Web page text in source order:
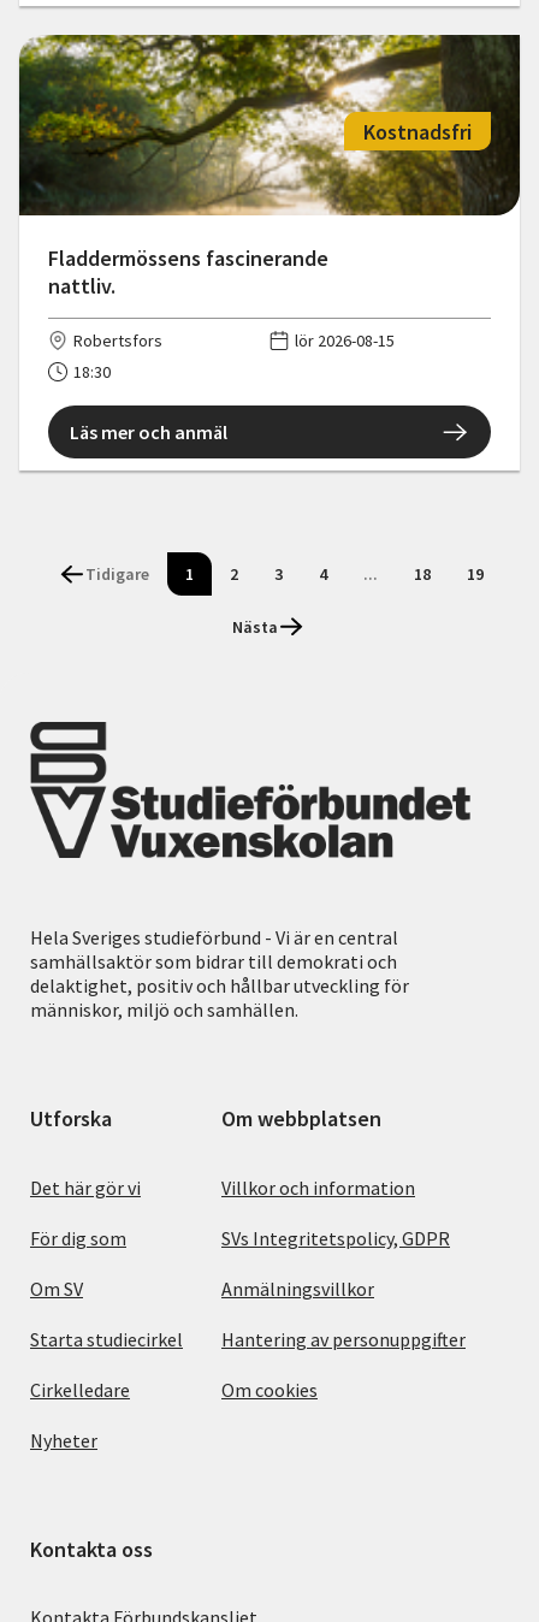
Fladdermössens fascinerande
nattliv.
Kostnadsfri
Robertsfors
lör 2026-08-15
18:30
Läs mer och anmäl
Tidigare 1 2 3 4 ... 18 19
Nästa
Hela Sveriges studieförbund - Vi är en central
samhällsaktör som bidrar till demokrati och
delaktighet, positiv och hållbar utveckling för
människor, miljö och samhällen.
Utforska
Det här gör vi
För dig som
Om SV
Starta studiecirkel
Cirkelledare
Nyheter
Om webbplatsen
Villkor och information
SVs Integritetspolicy, GDPR
Anmälningsvillkor
Hantering av personuppgifter
Om cookies
Kontakta oss
Kontakta Förbundskansliet